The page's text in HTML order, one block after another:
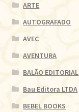
ARTE
AUTOGRAFADO
AVEC
AVENTURA
BALÃO EDITORIAL
Bau Editora LTDA
BEBEL BOOKS